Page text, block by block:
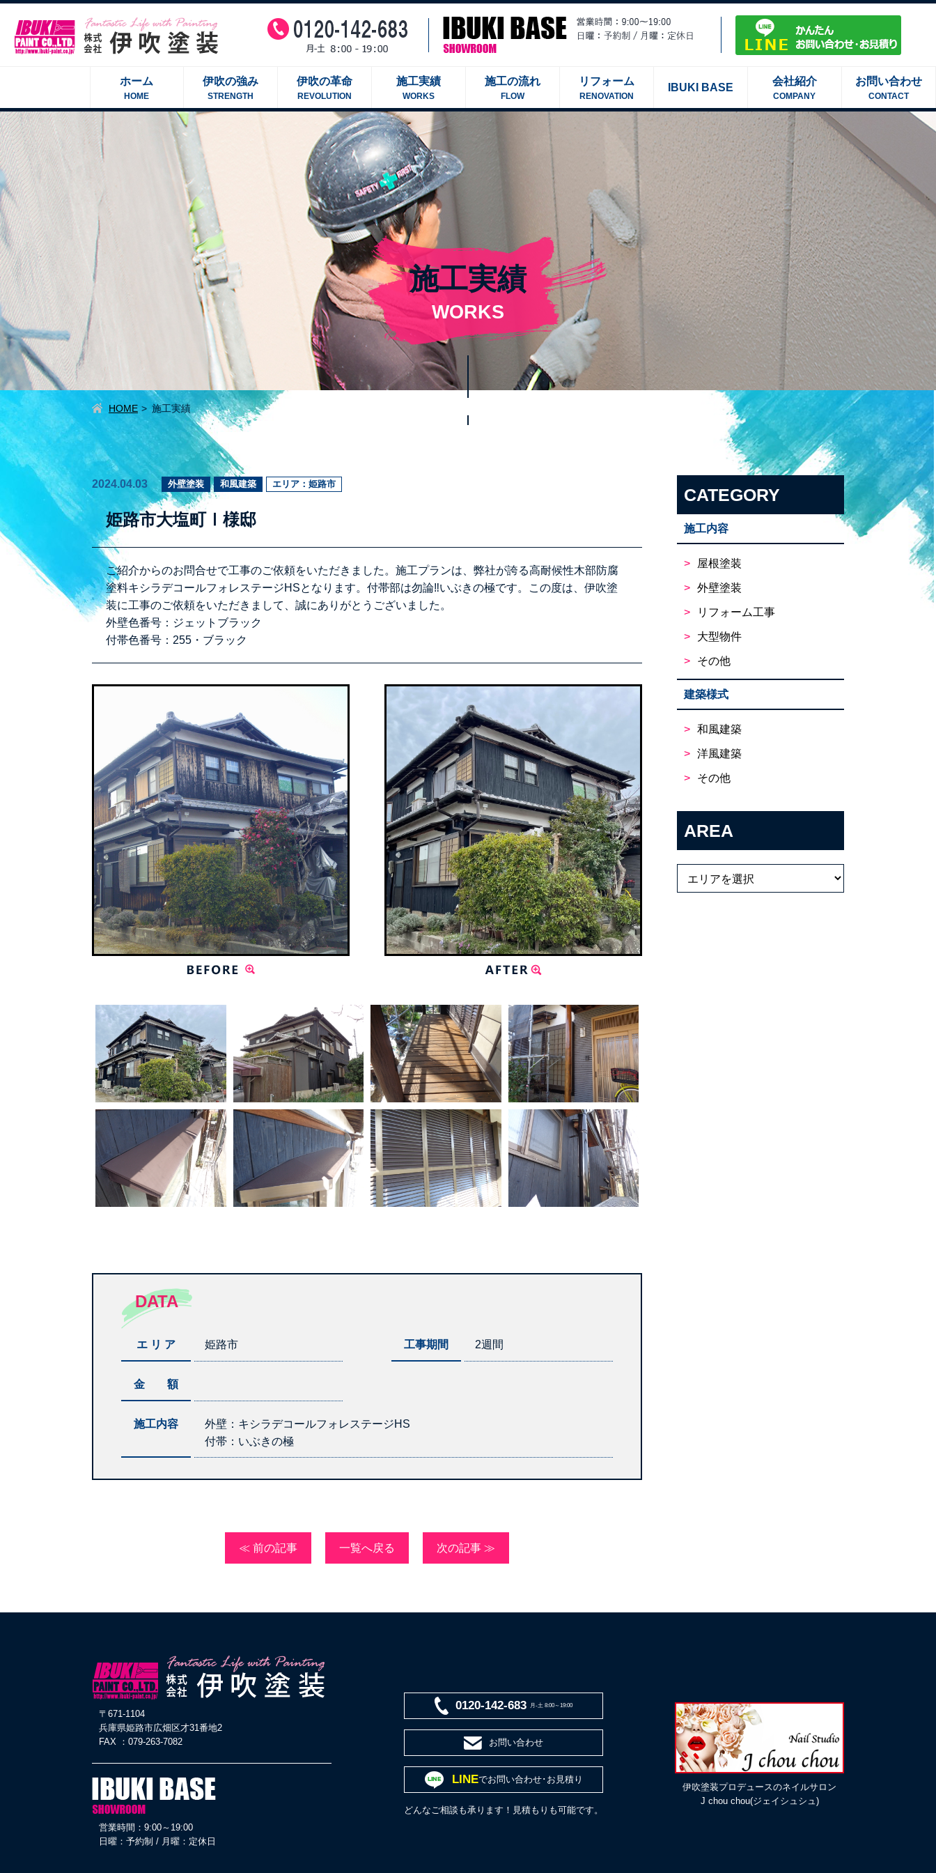
ホーム
HOME
伊吹の強み
STRENGTH
伊吹の革命
REVOLUTION
施工実績
WORKS
施工の流れ
FLOW
リフォーム
RENOVATION
IBUKI BASE
会社紹介
COMPANY
お問い合わせ
CONTACT
施工実績
WORKS
HOME 施工実績
2024.04.03 外壁塗装 和風建築 エリア：姫路市
姫路市大塩町Ⅰ様邸
ご紹介からのお問合せで工事のご依頼をいただきました。施工プランは、弊社が誇る高耐候性木部防腐
塗料キシラデコールフォレステージHSとなります。付帯部は勿論‼いぶきの極です。この度は、伊吹塗
装に工事のご依頼をいただきまして、誠にありがとうございました。
外壁色番号：ジェットブラック
付帯色番号： 255・ブラック
DATA
エ リ ア 姫路市 工事期間 2週間
金 額
施工内容
外壁：キシラデコールフォレステージHS
付帯：いぶきの極
≪ 前の記事 一覧へ戻る 次の記事 ≫
CATEGORY
施工内容
屋根塗装
外壁塗装
リフォーム工事
大型物件
その他
建築様式
和風建築
洋風建築
その他
AREA
〒671-1104
兵庫県姫路市広畑区才31番地2
FAX ：079-263-7082
営業時間：9:00～19:00
日曜：予約制 / 月曜：定休日
0120-142-683 月-土 8:00～19:00
お問い合わせ
LINEでお問い合わせ･お見積り
どんなご相談も承ります！見積もりも可能です。
伊吹塗装プロデュースのネイルサロン
J chou chou(ジェイシュシュ)